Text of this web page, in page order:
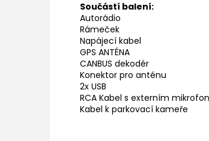
Součástí balení:
Autorádio
Rámeček
Napájecí kabel
GPS ANTÉNA
CANBUS dekodér
Konektor pro anténu
2x USB
RCA Kabel s externím
Kabel k parkovací kameře